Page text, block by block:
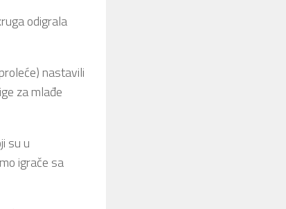
odigrala
nastavili
za mlađe
su u
igrače sa